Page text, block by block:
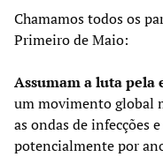
Chamamos todos os
Primeiro de Maio:
Assumam a luta
um movimento global
as ondas de infecções
potencialmente por